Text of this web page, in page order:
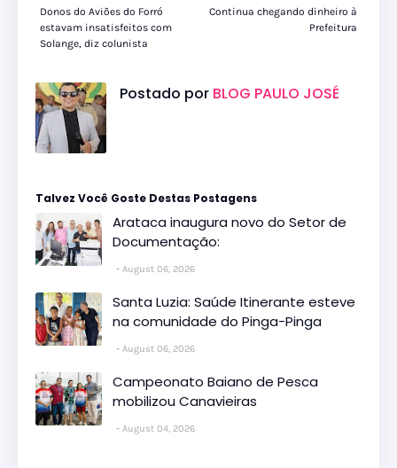
Continua chegando dinheiro à
Prefeitura
Donos do Aviões do Forró
estavam insatisfeitos com
Solange, diz colunista
Postado por BLOG PAULO JOSÉ
Talvez Você Goste Destas Postagens
Arataca inaugura novo do Setor de
Documentação:
August 06, 2026
Santa Luzia: Saúde Itinerante esteve
na comunidade do Pinga-Pinga
August 06, 2026
Campeonato Baiano de Pesca
mobilizou Canavieiras
August 04, 2026